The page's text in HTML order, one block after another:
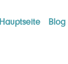
Hauptseite Blog